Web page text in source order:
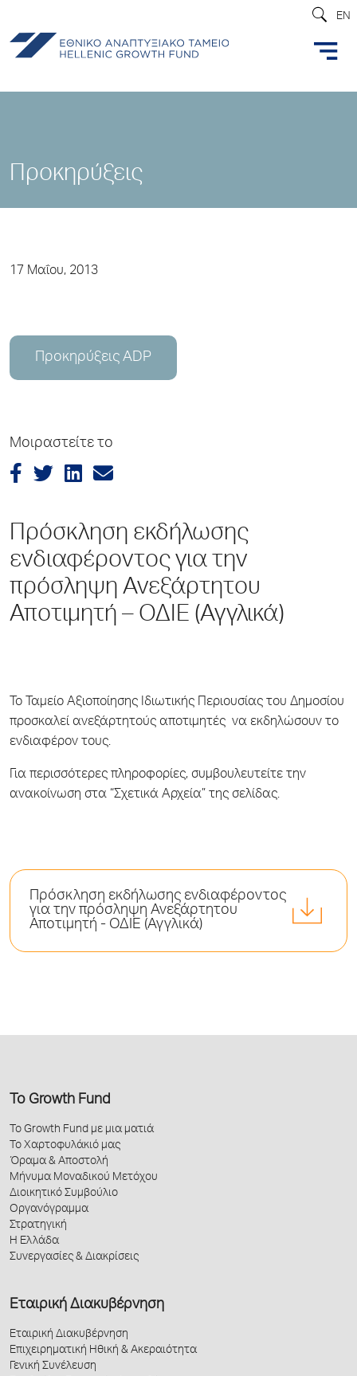
EN
Προκηρύξεις
17 Μαΐου, 2013
Προκηρύξεις ADP
Μοιραστείτε το
Πρόσκληση εκδήλωσης
ενδιαφέροντος για την
πρόσληψη Ανεξάρτητου
Αποτιμητή – ΟΔΙΕ (Αγγλικά)
Το Ταμείο Αξιοποίησης Ιδιωτικής Περιουσίας του Δημοσίου
προσκαλεί ανεξάρτητούς αποτιμητές να εκδηλώσουν το
ενδιαφέρον τους.
Για περισσότερες πληροφορίες, συμβουλευτείτε την
ανακοίνωση στα “Σχετικά Αρχεία” της σελίδας.
Πρόσκληση εκδήλωσης ενδιαφέροντος
για την πρόσληψη Ανεξάρτητου
Αποτιμητή - ΟΔΙΕ (Αγγλικά)
Το Growth Fund
Το Growth Fund με μια ματιά
Το Χαρτοφυλάκιό μας
Όραμα & Αποστολή
Μήνυμα Μοναδικού Μετόχου
Διοικητικό Συμβούλιο
Οργανόγραμμα
Στρατηγική
Η Ελλάδα
Συνεργασίες & Διακρίσεις
Εταιρική Διακυβέρνηση
Εταιρική Διακυβέρνηση
Επιχειρηματική Ηθική & Ακεραιότητα
Γενική Συνέλευση